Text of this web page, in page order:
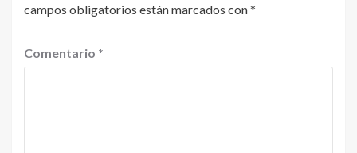
campos obligatorios están marcados con*
Comentario *